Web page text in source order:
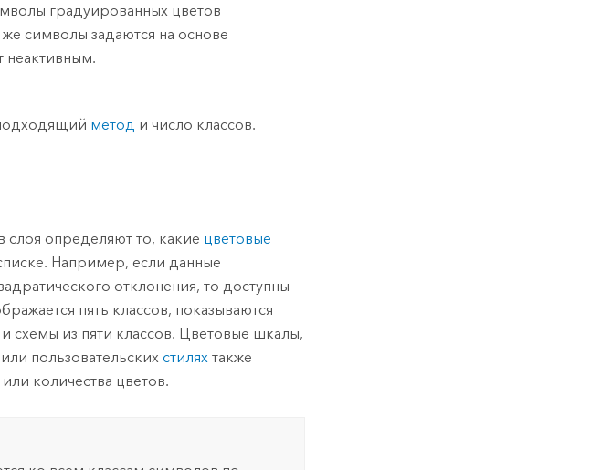
градуированных цветов
символы задаются на основе
неактивным.
метод и число классов.
слоя определяют то, какие цветовые
Например, если данные
отклонения, то доступны
пять классов, показываются
схемы из пяти классов. Цветовые шкалы,
или пользовательскихстилях также
количества цветов.